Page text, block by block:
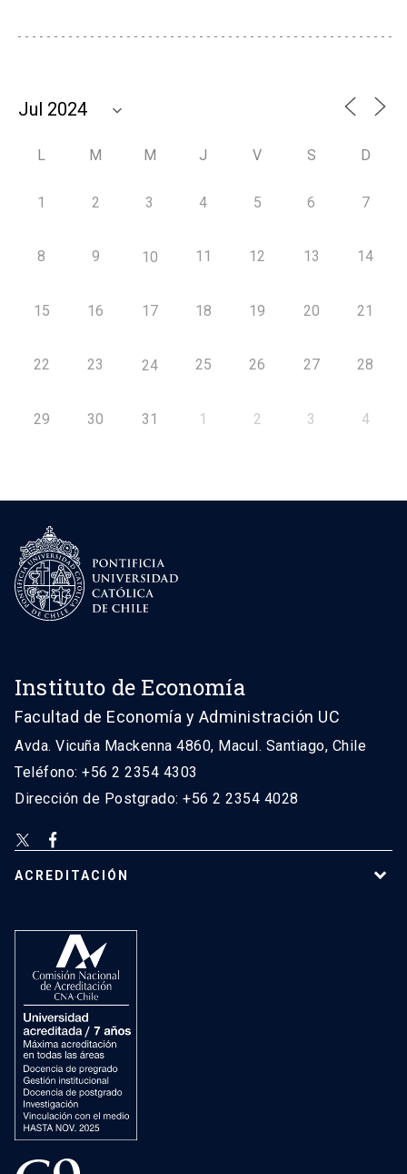
L M M J V S D
1 2 3 4 5 6 7
8 9 10 11 12 13 14
15 16 17 18 19 20 21
22 23 24 25 26 27 28
29 30 31 1 2 3 4
Instituto de Economía
Facultad de Economía y Administración UC
Avda. Vicuña Mackenna 4860, Macul. Santiago, Chile
Teléfono: +56 2 2354 4303
Dirección de Postgrado: +56 2 2354 4028
ACREDITACIÓN